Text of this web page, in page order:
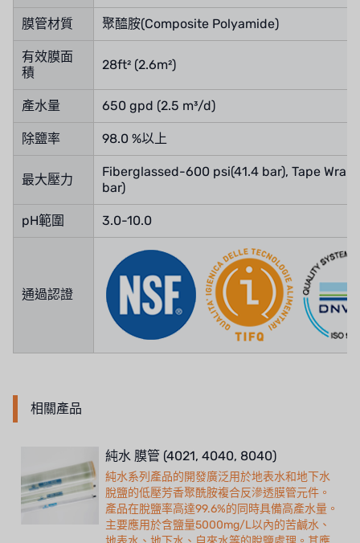
膜管材質 聚醯胺(Composite Polyamide)
有效膜面
積
28ft² (2.6m²)
產水量 650 gpd (2.5 m³/d)
除鹽率 98.0 %以上
最大壓力
Fiberglassed-600 psi(41.4 bar), Tape
bar)
pH範圍 3.0-10.0
通過認證
相關產品
純水 膜管 (4021, 4040, 8040)
純水系列產品的開發廣泛用於地表水和地下水
脫鹽的低壓芳香聚酰胺複合反滲透膜管元件。
產品在脫鹽率高達99.6%的同時具備高產水量。
主要應用於含鹽量5000mg/L以內的苦鹹水、